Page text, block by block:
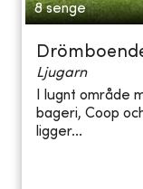
8 senge
Ljugarn
I lugnt område
bageri, Coop
ligger...